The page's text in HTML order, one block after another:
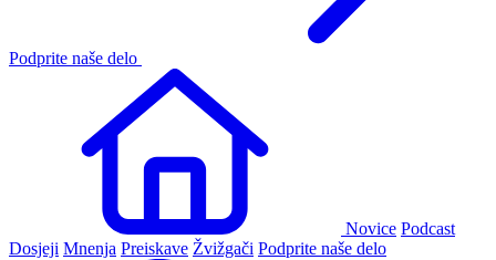
Podprite naše delo
Novice Podcast
Dosjeji Mnenja Preiskave Žvižgači Podprite naše delo